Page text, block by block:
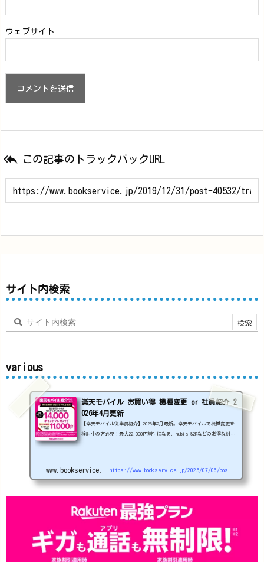
ウェブサイト
 この記事のトラックバックURL
サイト内検索
various
楽天モバイル お買い得 機種変更 or 社員紹介 2
026年4月更新
【楽天モバイル従業員紹介】2026年2月最新。楽天モバイルで機種変更を
検討中の方必見！最大22,000円割引になる、nubia S2Rなどのお得な対象
arrows We2 1円 arrows We2 Plus #1円
www.bookservice.jp https://www.bookservice.jp/2025/07/06/post-48181